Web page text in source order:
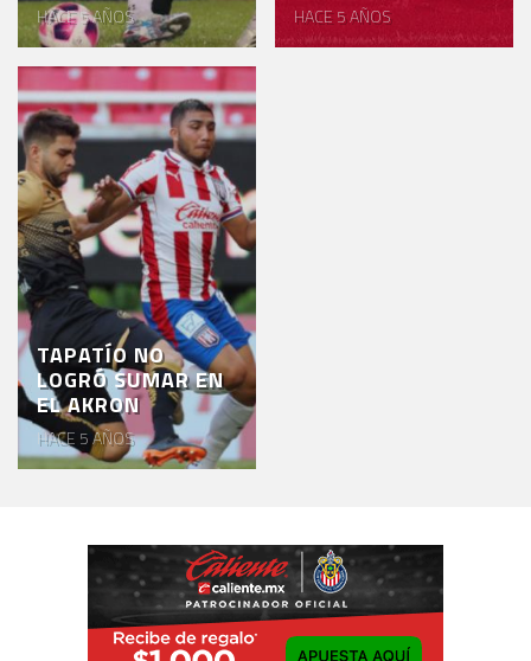
HACE 5 AÑOS HACE 5 AÑOS
TAPATÍO NO
LOGRÓ SUMAR EN
EL AKRON
HACE 5 AÑOS